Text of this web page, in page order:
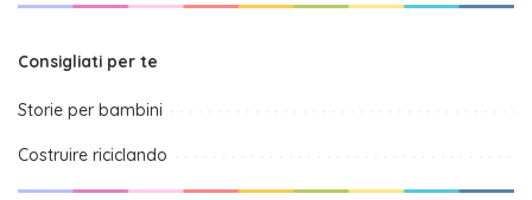
Consigliati per te
Storie per bambini
Costruire riciclando